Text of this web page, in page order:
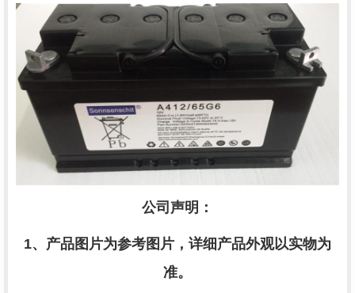
公司声明：
1、产品图片为参考图片，详细产品外观以实物为
准。